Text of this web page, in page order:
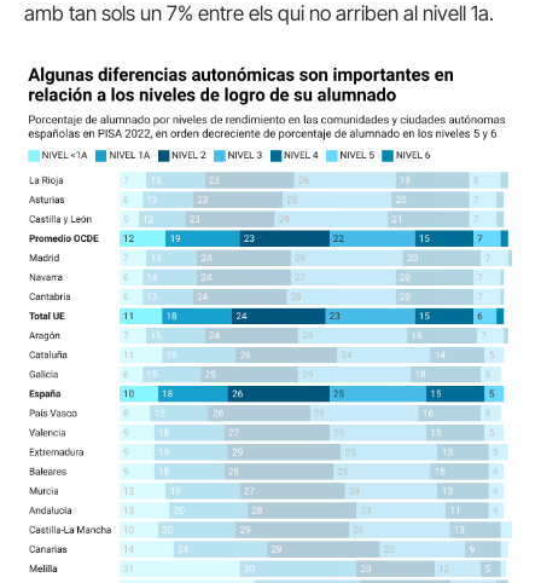
amb tan sols un 7% entre els qui no arriben al nivell 1a.